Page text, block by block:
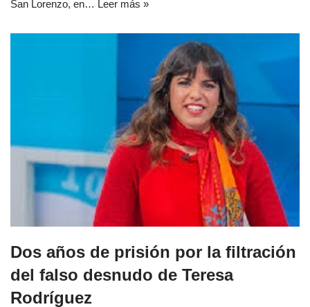
San Lorenzo, en… Leer más »
Dos años de prisión por la filtración
del falso desnudo de Teresa
Rodríguez